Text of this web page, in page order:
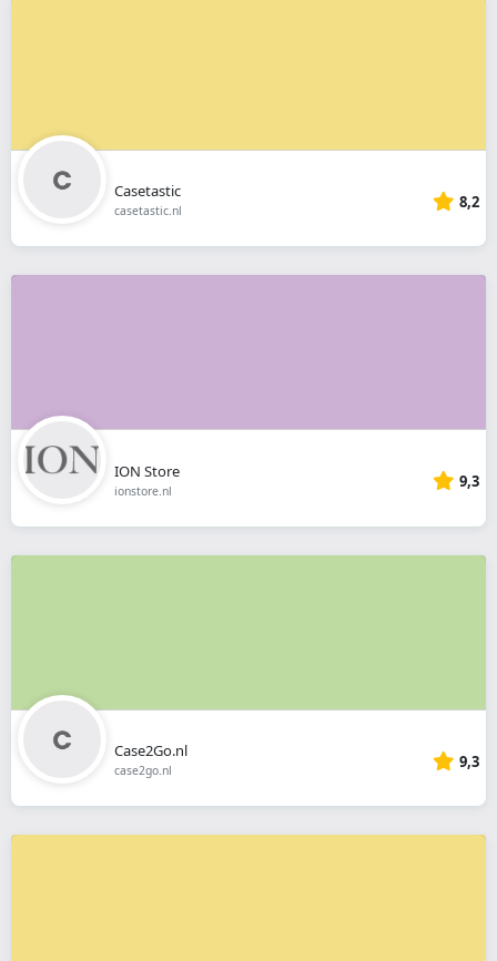
Casetastic
casetastic.nl 8,2
ION Store
ionstore.nl 9,3
Case2Go.nl
case2go.nl 9,3